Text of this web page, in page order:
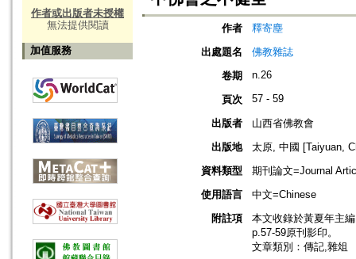
作者或出版者未授權
無法提供閱讀
加值服務
作者
釋寄塵
出處題名
佛教雜誌
卷期
n.26
頁次 57 - 59
出版者
山西省佛教會
出版地
太原, 中國 [Taiyuan,
資料類型
期刊論文=Journal
使用語言
中文=Chinese
附註項
本文收錄於黃夏年主
p.57-59原刊影印。
文章類別：傳記,雜俎